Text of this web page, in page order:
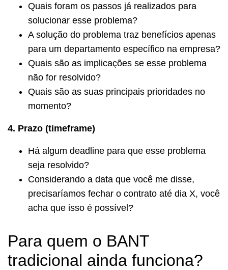
Quais foram os passos já realizados para
solucionar esse problema?
A solução do problema traz benefícios apenas
para um departamento específico na empresa?
Quais são as implicações se esse problema
não for resolvido?
Quais são as suas principais prioridades no
momento?
4. Prazo (timeframe)
Há algum deadline para que esse problema
seja resolvido?
Considerando a data que você me disse,
precisaríamos fechar o contrato até dia X, você
acha que isso é possível?
Para quem o BANT
tradicional ainda funciona?